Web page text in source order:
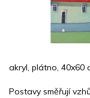
akryl, plátno, 40x60
Postavy směřují